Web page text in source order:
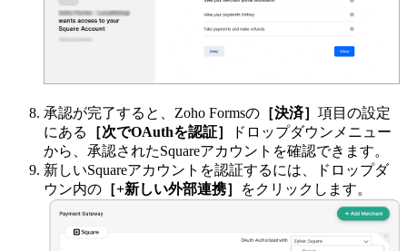
承認が完了すると、Zoho Formsの ［決済］ 項目の設定
にある
［次でOAuthを認証］
ドロップダウンメニュー
から、承認されたSquareアカウントを確認できます。
新しいSquareアカウントを認証するには、ドロップダ
ウン内の ［+新しい外部連携］ をクリックします。